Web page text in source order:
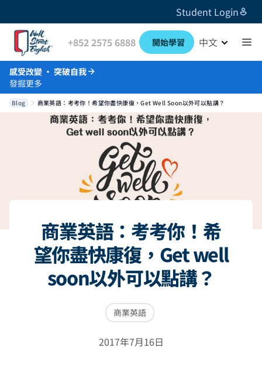
Student Login
+852 2575 6888 開始學習 中文
感受改變 · 突破自我
發掘更多
Blog 商業英語：考考你！希望你盡快康復，Get Well Soon以外可以點講？
商業英語：考考你！希
望你盡快康復，Get well
soon以外可以點講？
商業英語
2017年7月16日